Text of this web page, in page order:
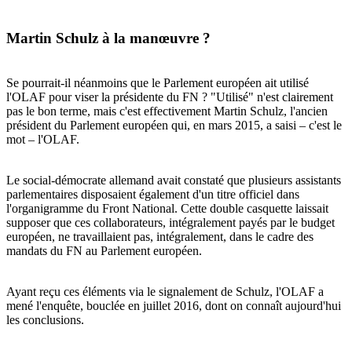
Martin Schulz à la manœuvre ?
Se pourrait-il néanmoins que le Parlement européen ait utilisé
l'OLAF pour viser la présidente du FN ? "Utilisé" n'est clairement
pas le bon terme, mais c'est effectivement Martin Schulz, l'ancien
président du Parlement européen qui, en mars 2015, a saisi – c'est le
mot – l'OLAF.
Le social-démocrate allemand avait constaté que plusieurs assistants
parlementaires disposaient également d'un titre officiel dans
l'organigramme du Front National. Cette double casquette laissait
supposer que ces collaborateurs, intégralement payés par le budget
européen, ne travaillaient pas, intégralement, dans le cadre des
mandats du FN au Parlement européen.
Ayant reçu ces éléments via le signalement de Schulz, l'OLAF a
mené l'enquête, bouclée en juillet 2016, dont on connaît aujourd'hui
les conclusions.